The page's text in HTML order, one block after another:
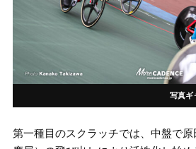
写真ギ
第一種目のスクラッチでは、中盤で